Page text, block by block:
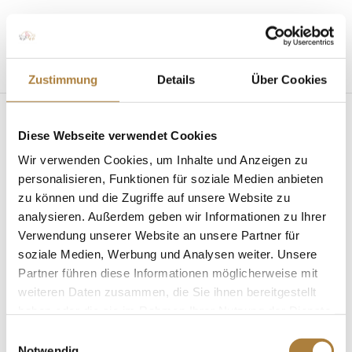
Zustimmung Details Über Cookies
Diese Webseite verwendet Cookies
Wir verwenden Cookies, um Inhalte und Anzeigen zu
personalisieren, Funktionen für soziale Medien anbieten
zu können und die Zugriffe auf unsere Website zu
analysieren. Außerdem geben wir Informationen zu Ihrer
Verwendung unserer Website an unsere Partner für
soziale Medien, Werbung und Analysen weiter. Unsere
Partner führen diese Informationen möglicherweise mit
weiteren Daten zusammen, die Sie ihnen bereitgestellt
Seite wählen
Friedensreiterpreis für Peter Hofmann
vonfn press|01. September 2022|News
Vorstandsmitglied der Stiftung Deutscher
Spitzenpferdesport beim Turnier der Sieger in
Münster ausgezeichnet Mannheim. Peter Hofmann,